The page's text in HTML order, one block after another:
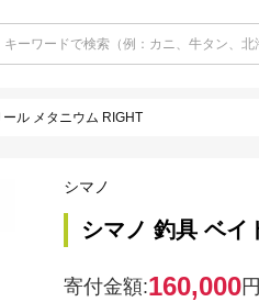
ル メタニウム RIGHT
シマノ
シマノ 釣具 ベイ
寄付金額:160,000円